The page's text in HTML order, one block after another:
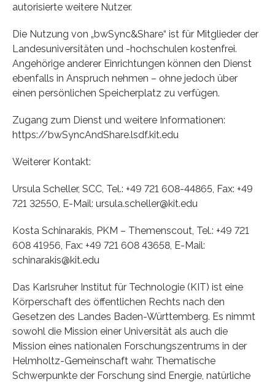
autorisierte weitere Nutzer.
Die Nutzung von „bwSync&Share“ ist für Mitglieder der
Landesuniversitäten und -hochschulen kostenfrei.
Angehörige anderer Einrichtungen können den Dienst
ebenfalls in Anspruch nehmen – ohne jedoch über
einen persönlichen Speicherplatz zu verfügen.
Zugang zum Dienst und weitere Informationen:
https://bwSyncAndShare.lsdf.kit.edu
Weiterer Kontakt:
Ursula Scheller, SCC, Tel.: +49 721 608-44865, Fax: +49
721 32550, E-Mail: ursula.scheller@kit.edu
Kosta Schinarakis, PKM – Themenscout, Tel.: +49 721
608 41956, Fax: +49 721 608 43658, E-Mail:
schinarakis@kit.edu
Das Karlsruher Institut für Technologie (KIT) ist eine
Körperschaft des öffentlichen Rechts nach den
Gesetzen des Landes Baden-Württemberg. Es nimmt
sowohl die Mission einer Universität als auch die
Mission eines nationalen Forschungszentrums in der
Helmholtz-Gemeinschaft wahr. Thematische
Schwerpunkte der Forschung sind Energie, natürliche